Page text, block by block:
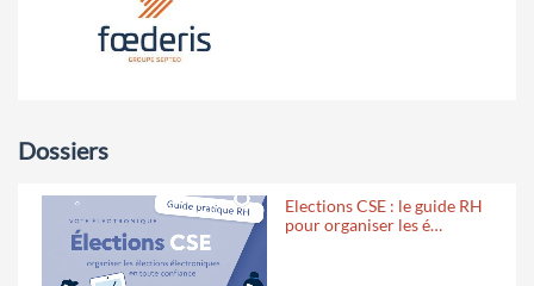
Dossiers
Elections CSE : le guide RH
pour organiser les é…